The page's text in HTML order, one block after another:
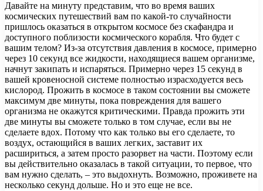
Давайте на минуту представим, что во время ваших
космических путешествий вам по какой-то случайности
пришлось оказаться в открытом космосе без скафандра и
доступного поблизости космического корабля. Что будет с
вашим телом? Из-за отсутствия давления в космосе, примерно
через 10 секунд все жидкости, находящиеся вашем организме,
начнут закипать и испаряться. Примерно через 15 секунд в
вашей кровеносной системе полностью израсходуется весь
кислород. Прожить в космосе в таком состоянии вы сможете
максимум две минуты, пока повреждения для вашего
организма не окажутся критическими. Правда прожить эти
две минуты вы сможете только в том случае, если вы не
сделаете вдох. Потому что как только вы его сделаете, то
воздух, остающийся в ваших легких, заставит их
расшириться, а затем просто разорвет на части. Поэтому если
вы действительно оказалась в такой ситуации, то первое, что
вам нужно сделать, – это выдохнуть. Возможно, проживете на
несколько секунд дольше. Но и это еще не все.